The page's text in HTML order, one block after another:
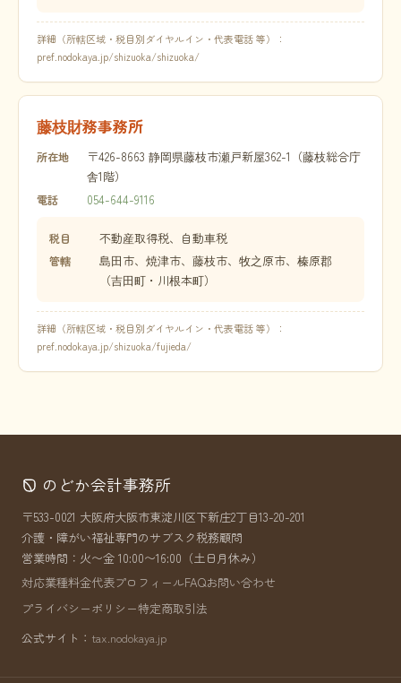
詳細（所轄区域・税目別ダイヤルイン・代表電話 等）：
pref.nodokaya.jp/shizuoka/shizuoka/
藤枝財務事務所
所在地
〒426-8663 静岡県藤枝市瀬戸新屋362-1（藤枝総合庁
舎1階）
電話 054-644-9116
税目 不動産取得税、自動車税
管轄
島田市、焼津市、藤枝市、牧之原市、榛原郡
（吉田町・川根本町）
詳細（所轄区域・税目別ダイヤルイン・代表電話 等）：
pref.nodokaya.jp/shizuoka/fujieda/
のどか会計事務所
〒533-0021 大阪府大阪市東淀川区下新庄2丁目13-20-201
介護・障がい福祉専門のサブスク税務顧問
営業時間：火〜金 10:00〜16:00（土日月休み）
対応業種料金代表プロフィールFAQお問い合わせ
プライバシーポリシー特定商取引法
公式サイト： tax.nodokaya.jp